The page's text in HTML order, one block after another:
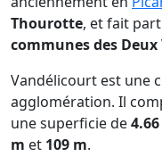
Thourotte, et fait
communes des Deux
Vandélicourt est une
agglomération. Il
une superficie de
m et 109 m.